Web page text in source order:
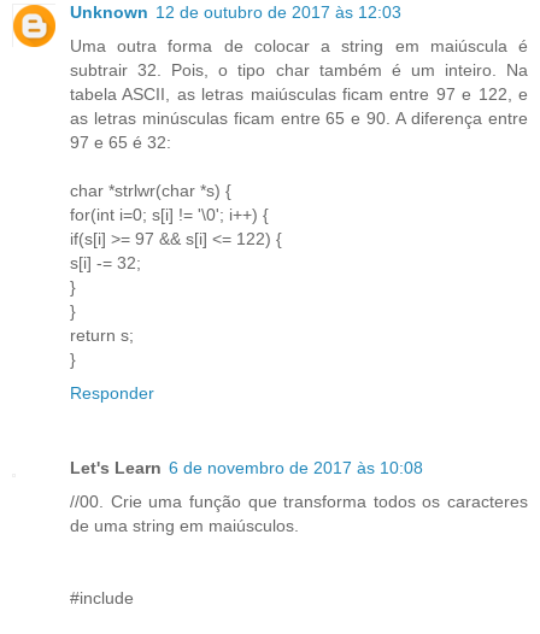
Unknown 12 de outubro de 2017 às 12:03
Uma outra forma de colocar a string em maiúscula é
subtrair 32. Pois, o tipo char também é um inteiro. Na
tabela ASCII, as letras maiúsculas ficam entre 97 e 122, e
as letras minúsculas ficam entre 65 e 90. A diferença entre
97 e 65 é 32:
char *strlwr(char *s) {
for(int i=0; s[i] != '\0'; i++) {
if(s[i] >= 97 && s[i] <= 122) {
s[i] -= 32;
}
}
return s;
}
Responder
Let's Learn 6 de novembro de 2017 às 10:08
//00. Crie uma função que transforma todos os caracteres
de uma string em maiúsculos.
#include